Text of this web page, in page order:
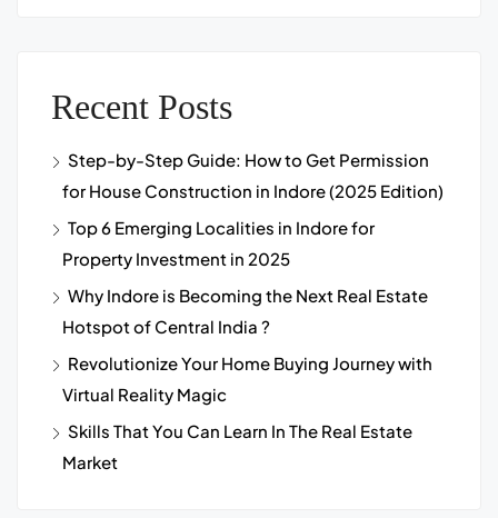
Recent Posts
Step-by-Step Guide: How to Get Permission
for House Construction in Indore (2025 Edition)
Top 6 Emerging Localities in Indore for
Property Investment in 2025
Why Indore is Becoming the Next Real Estate
Hotspot of Central India ?
Revolutionize Your Home Buying Journey with
Virtual Reality Magic
Skills That You Can Learn In The Real Estate
Market